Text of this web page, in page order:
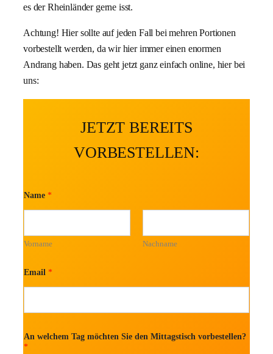
es der Rheinländer gerne isst.
Achtung! Hier sollte auf jeden Fall bei mehren Portionen
vorbestellt werden, da wir hier immer einen enormen
Andrang haben. Das geht jetzt ganz einfach online, hier bei
uns:
JETZT BEREITS
VORBESTELLEN:
Name *
Vorname Nachname
Email *
An welchem Tag möchten Sie den Mittagstisch vorbestellen?
*